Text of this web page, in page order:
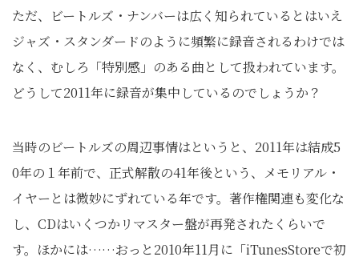
ただ、ビートルズ・ナンバーは広く知られているとはいえ
ジャズ・スタンダードのように頻繁に録音されるわけでは
なく、むしろ「特別感」のある曲として扱われています。
どうして2011年に録音が集中しているのでしょうか？
当時のビートルズの周辺事情はというと、2011年は結成5
0年の１年前で、正式解散の41年後という、メモリアル・
イヤーとは微妙にずれている年です。著作権関連も変化な
し、CDはいくつかリマスター盤が再発されたくらいで
す。ほかには……おっと2010年11月に「iTunesStoreで初